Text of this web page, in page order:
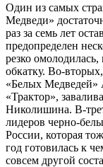
Один из самых
Медведи»
раз за семь лет
предопределен
резко
обкатку. Во-
«Белых Медведей»
«Трактор»,
Николишина. В-
лидеров черно-
России, которая
год готовилась к
совсем другой